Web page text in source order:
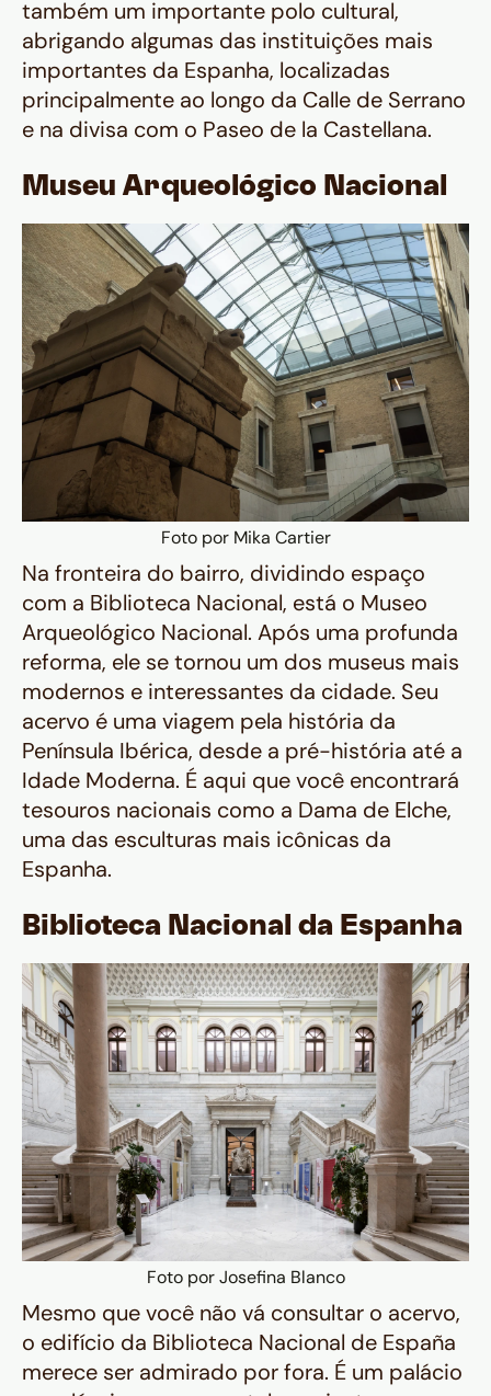
também um importante polo cultural,
abrigando algumas das instituições mais
importantes da Espanha, localizadas
principalmente ao longo da Calle de Serrano
e na divisa com o Paseo de la Castellana.
Museu Arqueológico Nacional
Foto por Mika Cartier
Na fronteira do bairro, dividindo espaço
com a Biblioteca Nacional, está o Museo
Arqueológico Nacional. Após uma profunda
reforma, ele se tornou um dos museus mais
modernos e interessantes da cidade. Seu
acervo é uma viagem pela história da
Península Ibérica, desde a pré-história até a
Idade Moderna. É aqui que você encontrará
tesouros nacionais como a Dama de Elche,
uma das esculturas mais icônicas da
Espanha.
Biblioteca Nacional da Espanha
Foto por Josefina Blanco
Mesmo que você não vá consultar o acervo,
o edifício da Biblioteca Nacional de España
merece ser admirado por fora. É um palácio